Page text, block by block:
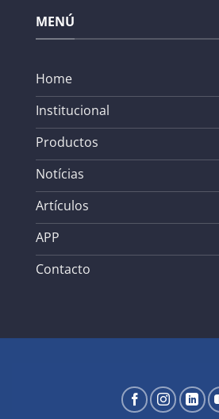
MENÚ
Home
Institucional
Productos
Notícias
Artículos
APP
Contacto